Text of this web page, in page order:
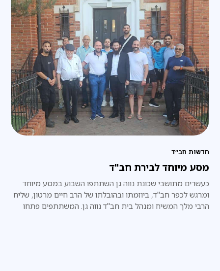
חדשות חב״ד
מסע מיוחד לבירת חב"ד
כעשרים מתושבי שכונת נווה גן השתתפו השבוע במסע מיוחד
ומרגש לכפר חב"ד, ביוזמתו ובהובלתו של הרב חיים מרטון, שליח
הרבי מלך המשיח ומנהל בית חב"ד נווה גן. המשתתפים פתחו